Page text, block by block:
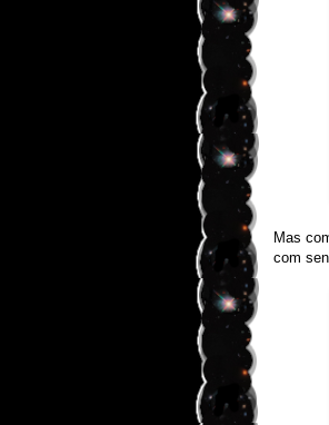
Mas
com